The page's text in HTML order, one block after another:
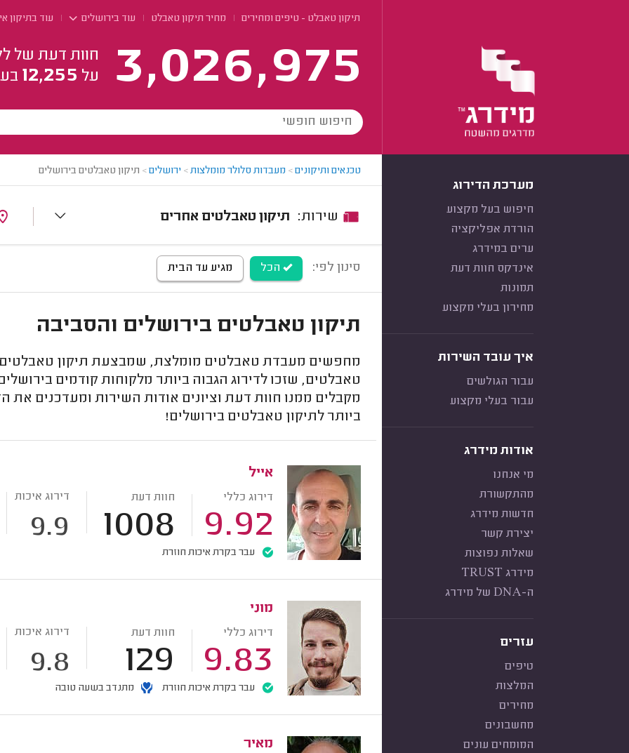
תיקון טאבלט - טיפים ומחירים מחיר תיקון טאבלט עוד בירושלים עוד בתיקון
3,026,975
חוות דעת של
על 12,255
מערכת הדירוג
חיפוש בעל מקצוע
הורדת אפליקציה
ערים במידרג
אינדקס חוות דעת
תמונות
מחירון בעלי מקצוע
איך עובד השירות
עבור הגולשים
עבור בעלי מקצוע
אודות מידרג
מי אנחנו
מהתקשורת
חדשות מידרג
יצירת קשר
שאלות נפוצות
מידרג TRUST
ה-DNA של מידרג
עזרים
טיפים
המלצות
מחירים
מחשבונים
המומחים עונים
טכנאים ותיקונים> מעבדות סלולר מומלצות> ירושלים> תיקון טאבלטים בירושלים
תיקון טאבלטים אחרים
סינון לפי: הכל מגיע עד הבית
תיקון טאבלטים בירושלים והסביבה
מחפשים מעבדת טאבלטים מומלצת, שמבצעת תיקון טאבלטים
טאבלטים, שזכו לדירוג הגבוה ביותר מלקוחות קודמים
מקבלים ממנו חוות דעת וציונים אודות השירות ומעדכנים
ביותר לתיקון טאבלטים בירושלים!
אייל
דירוג כללי
9.92
חוות דעת
1008
דירוג איכות
9.9
עבר בקרת איכות חוזרת
מוני
דירוג כללי
9.83
חוות דעת
129
דירוג איכות
9.8
עבר בקרת איכות חוזרת מתנדב בשעה טובה
מאיר